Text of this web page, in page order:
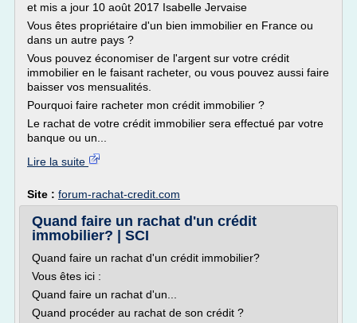
et mis a jour 10 août 2017 Isabelle Jervaise
Vous êtes propriétaire d'un bien immobilier en France ou
dans un autre pays ?
Vous pouvez économiser de l'argent sur votre crédit
immobilier en le faisant racheter, ou vous pouvez aussi faire
baisser vos mensualités.
Pourquoi faire racheter mon crédit immobilier ?
Le rachat de votre crédit immobilier sera effectué par votre
banque ou un...
Lire la suite
Site : forum-rachat-credit.com
Quand faire un rachat d'un crédit
immobilier? | SCI
Quand faire un rachat d'un crédit immobilier?
Vous êtes ici :
Quand faire un rachat d'un...
Quand procéder au rachat de son crédit ?